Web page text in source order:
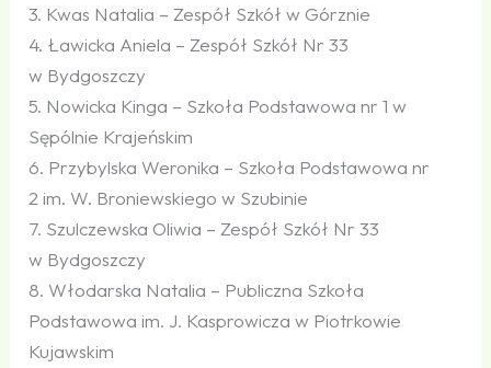
3. Kwas Natalia – Zespół Szkół w Górznie
4. Ławicka Aniela – Zespół Szkół Nr 33
w Bydgoszczy
5. Nowicka Kinga – Szkoła Podstawowa nr 1 w
Sępólnie Krajeńskim
6. Przybylska Weronika – Szkoła Podstawowa nr
2 im. W. Broniewskiego w Szubinie
7. Szulczewska Oliwia – Zespół Szkół Nr 33
w Bydgoszczy
8. Włodarska Natalia – Publiczna Szkoła
Podstawowa im. J. Kasprowicza w Piotrkowie
Kujawskim